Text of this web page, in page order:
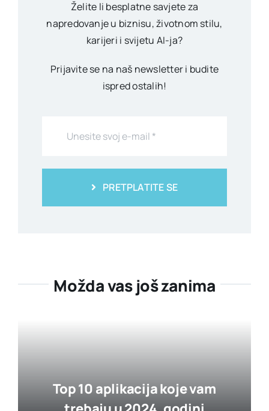
Želite li besplatne savjete za
napredovanje u biznisu, životnom stilu,
karijeri i svijetu AI-ja?
Prijavite se na naš newsletter i budite
ispred ostalih!
PRETPLATITE SE
Možda vas još zanima
Top 10 aplikacija koje vam